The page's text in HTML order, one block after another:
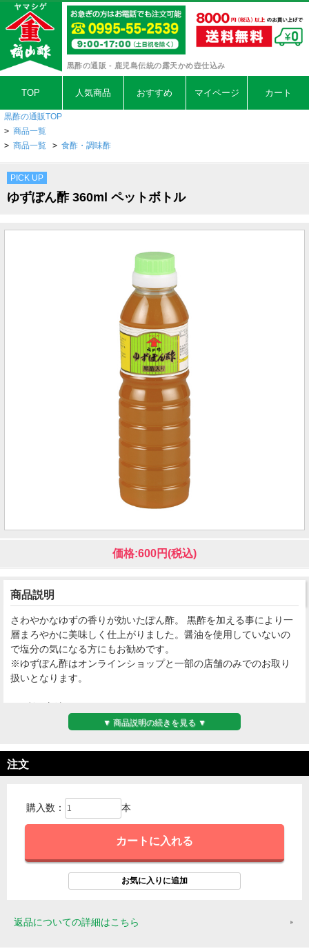
黒酢の通販 - 鹿児島伝統の露天かめ壺仕込み
TOP 人気商品 おすすめ マイページ カート
黒酢の通販TOP
> 商品一覧
> 商品一覧 > 食酢・調味酢
PICK UP
ゆずぽん酢 360ml ペットボトル
価格:600円(税込)
商品説明
さわやかなゆずの香りが効いたぽん酢。 黒酢を加える事により一
層まろやかに美味しく仕上がりました。醤油を使用していないの
で塩分の気になる方にもお勧めです。
※ゆずぽん酢はオンラインショップと一部の店舗のみでのお取り
扱いとなります。
お鍋やしゃぶしゃぶの他に、焼き肉、焼き魚、サラダ、餃子など
1. 菜っ葉を軽く茹でて、ゆずぽん酢をかけるだけ
2. 新玉ねぎをさらして、かつおの生節と合わせゆずぽん酢であえ
る
どん
などなど・・・
▼ 商品説明の続きを見る ▼
注文
購入数： 本
返品についての詳細はこちら